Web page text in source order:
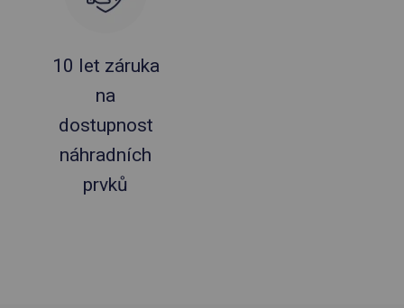
10 let záruka
na
dostupnost
náhradních
prvků